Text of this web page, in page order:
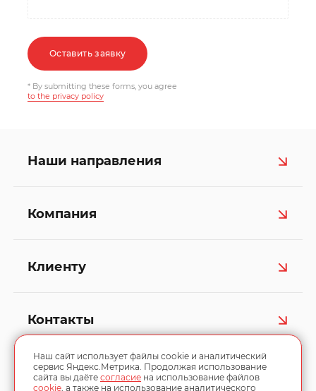
Оставить заявку
* By submitting these forms, you agree
to the privacy policy
Наши направления
Компания
Клиенту
Контакты
Наш сайт использует файлы cookie и аналитический
сервис Яндекс.Метрика. Продолжая использование
сайта вы даёте согласие на использование файлов
cookie, а также на использование аналитического